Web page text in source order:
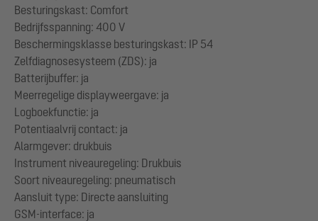
Besturingskast: Comfort
Bedrijfsspanning: 400 V
Beschermingsklasse besturingskast: IP 54
Zelfdiagnosesysteem (ZDS): ja
Batterijbuffer: ja
Meerregelige displayweergave: ja
Logboekfunctie: ja
Potentiaalvrij contact: ja
Alarmgever: drukbuis
Instrument niveauregeling: Drukbuis
Soort niveauregeling: pneumatisch
Aansluit type: Directe aansluiting
GSM-interface: ja